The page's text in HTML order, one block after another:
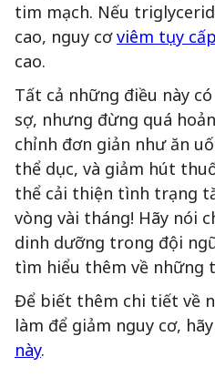
tim mạch. Nếu
cao, nguy cơviêm tụy
cao.
Tất cả những điều này
sợ, nhưng đừng quá
chỉnh đơn giản như ăn
thể dục, và giảm hút
thể cải thiện tình trạng
vòng vài tháng! Hãy nói
dinh dưỡng trong đội
tìm hiểu thêm về những
Để biết thêm chi tiết về
làm để giảm nguy cơ,
này.